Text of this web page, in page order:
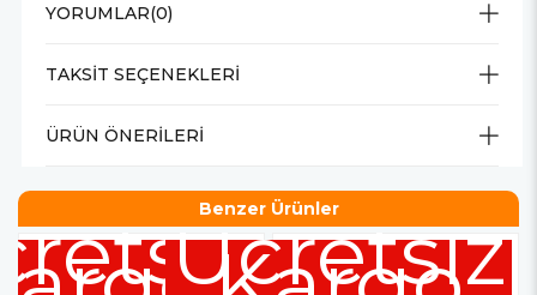
YORUMLAR(0)
TAKSIT SEÇENEKLERI
ÜRÜN ÖNERILERI
Benzer Ürünler
Ücretsiz